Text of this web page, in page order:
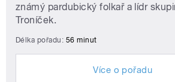
známý pardubický folkař a lídr
Troníček.
Délka pořadu: 56 minut
Více o pořadu